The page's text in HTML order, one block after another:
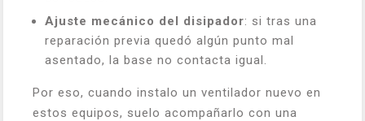
Ajuste mecánico del disipador: si tras una
reparación previa quedó algún punto mal
asentado, la base no contacta igual.
Por eso, cuando instalo un ventilador nuevo en
estos equipos, suelo acompañarlo con una